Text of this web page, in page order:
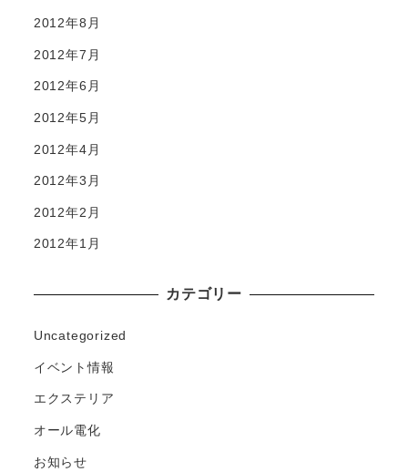
2012年8月
2012年7月
2012年6月
2012年5月
2012年4月
2012年3月
2012年2月
2012年1月
カテゴリー
Uncategorized
イベント情報
エクステリア
オール電化
お知らせ